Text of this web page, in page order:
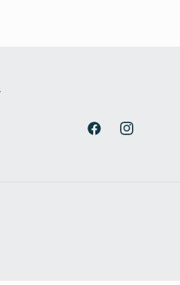
FacebookInstagram